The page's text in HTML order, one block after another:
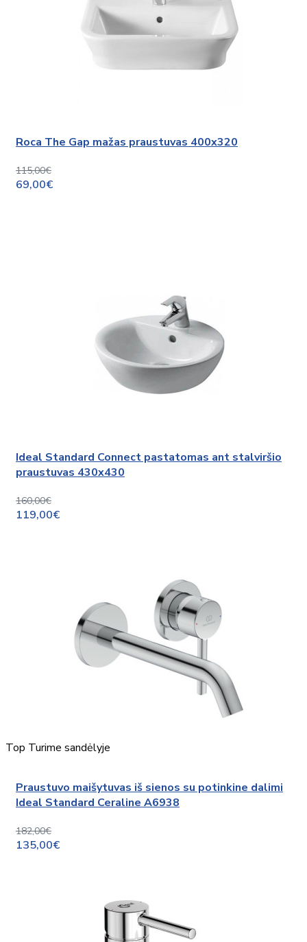
Roca The Gap mažas praustuvas 400x320
115,00€
69,00€
Ideal Standard Connect pastatomas ant stalviršio
praustuvas 430x430
160,00€
119,00€
Top Turime sandėlyje
Praustuvo maišytuvas iš sienos su potinkine dalimi
Ideal Standard Ceraline A6938
182,00€
135,00€